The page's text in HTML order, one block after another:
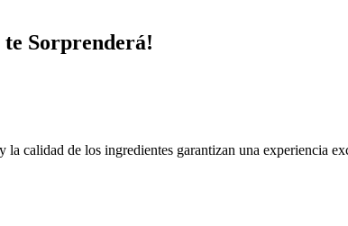
Sorprenderá!
calidad de los ingredientes garantizan una experiencia